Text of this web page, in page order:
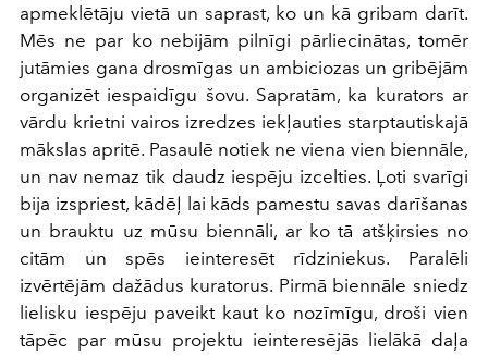
apmeklētāju vietā un saprast, ko un kā gribam darīt.
Mēs ne par ko nebijām pilnīgi pārliecinātas, tomēr
jutāmies gana drosmīgas un ambiciozas un gribējām
organizēt iespaidīgu šovu. Sapratām, ka kurators ar
vārdu krietni vairos izredzes iekļauties starptautiskajā
mākslas apritē. Pasaulē notiek ne viena vien biennāle,
un nav nemaz tik daudz iespēju izcelties. Ļoti svarīgi
bija izspriest, kādēļ lai kāds pamestu savas darīšanas
un brauktu uz mūsu biennāli, ar ko tā atšķirsies no
citām un spēs ieinteresēt rīdziniekus. Paralēli
izvērtējām dažādus kuratorus. Pirmā biennāle sniedz
lielisku iespēju paveikt kaut ko nozīmīgu, droši vien
tāpēc par mūsu projektu ieinteresējās lielākā daļa